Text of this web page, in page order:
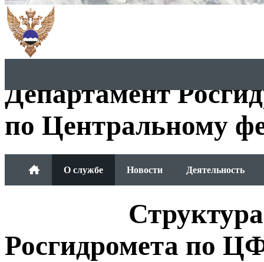
Департамент
по Центральному
О службе Новости Деятельность
Росгидромета по